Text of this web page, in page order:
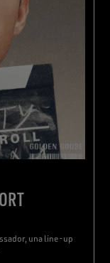
una line-up